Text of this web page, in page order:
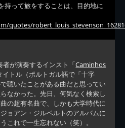
持って旅をすることは、目的地に
quotes/
が演奏するインスト「Caminhos
イトル（ポルトガル語で「十字
聴いたことがある曲だと思ってい
なかった。先日、何気なく検索し
の超有名曲で、しかも大学時代に
ョアン・ジルベルトのアルバムに
これで一生忘れない（笑）。